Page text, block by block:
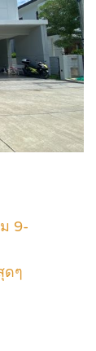
9-
ดๆ